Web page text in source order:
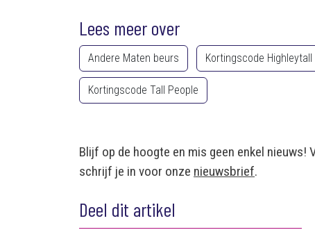
Lees meer over
Andere Maten beurs Kortingscode Highleytall
Kortingscode Tall People
Blijf op de hoogte en mis geen enkel nieuws!
schrijf je in voor onze nieuwsbrief.
Deel dit artikel